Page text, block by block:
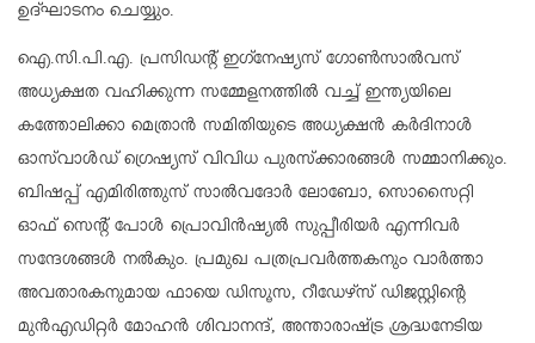
ഉദ്ഘാടനം ചെയ്യും.
ഐ.സി.പി.എ. പ്രസിഡന്റ് ഇഗ്‌നേഷ്യസ് ഗോൺസാൽവസ്
അധ്യക്ഷത വഹിക്കുന്ന സമ്മേളനത്തിൽ വച്ച് ഇന്ത്യയിലെ
കത്തോലിക്കാ മെത്രാൻ സമിതിയുടെ അധ്യക്ഷൻ കർദിനാൾ
ഓസ്‌വാൾഡ് ഗ്രെഷ്യസ് വിവിധ പുരസ്‌ക്കാരങ്ങൾ സമ്മാനിക്കും.
ബിഷപ്പ് എമിരിത്തുസ് സാൽവദോർ ലോബോ, സൊസൈറ്റി
ഓഫ് സെന്റ് പോൾ പ്രൊവിൻഷ്യൽ സുപ്പീരിയർ എന്നിവർ
സന്ദേശങ്ങൾ നൽകും. പ്രമുഖ പത്രപ്രവർത്തകനും വാർത്താ
അവതാരകനുമായ ഫായെ ഡിസൂസ, റീഡേഴ്സ് ഡിജസ്റ്റിന്റെ
മുൻഎഡിറ്റർ മോഹൻ ശിവാനന്ദ്, അന്താരാഷ്‌ട്ര ശ്രദ്ധനേടിയ